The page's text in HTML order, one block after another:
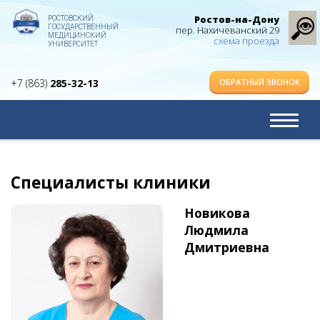
РОСТОВСКИЙ
ГОСУДАРСТВЕННЫЙ
МЕДИЦИНСКИЙ
УНИВЕРСИТЕТ
+7 (863) 285-32-13 ОБРАТНЫЙ ЗВОНОК
Ростов-на-Дону
пер. Нахичеванский 29
схема проезда
Специалисты клиники
Новикова
Людмила
Дмитриевна